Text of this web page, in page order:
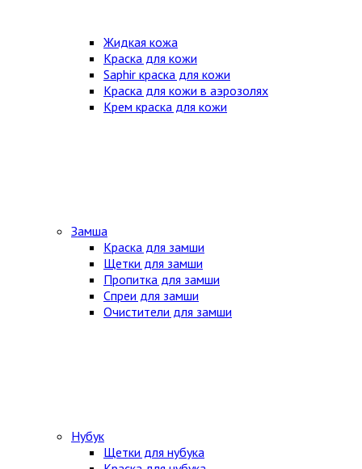
Жидкая кожа
Краска для кожи
Saphir краска для кожи
Краска для кожи в аэрозолях
Крем краска для кожи
Замша
Краска для замши
Щетки для замши
Пропитка для замши
Спреи для замши
Очистители для замши
Нубук
Щетки для нубука